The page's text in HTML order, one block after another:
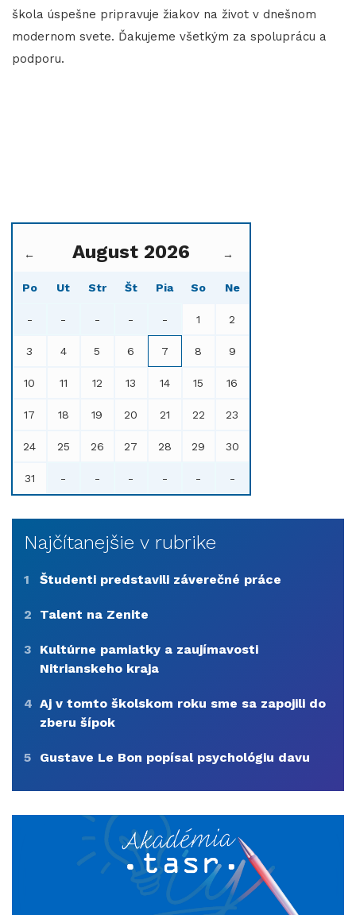
škola úspešne pripravuje žiakov na život v dnešnom
modernom svete. Ďakujeme všetkým za spoluprácu a
podporu.
← August 2026 →
Po Ut Str Št Pia So Ne
- - - - - 1 2
3 4 5 6 7 8 9
10 11 12 13 14 15 16
17 18 19 20 21 22 23
24 25 26 27 28 29 30
31 - - - - - -
Najčítanejšie v rubrike
1 Študenti predstavili záverečné práce
2 Talent na Zenite
3
Kultúrne pamiatky a zaujímavosti
Nitrianskeho kraja
4 Aj v tomto školskom roku sme sa zapojili do
zberu šípok
5 Gustave Le Bon popísal psychológiu davu